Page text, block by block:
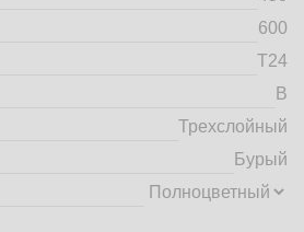
600
Т24
B
Трехслойный
Бурый